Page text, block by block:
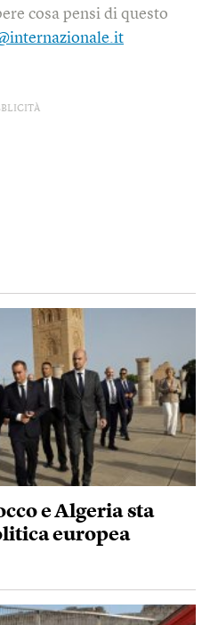
cosa pensi di questo
e Algeria sta
europea